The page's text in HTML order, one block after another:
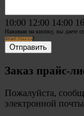
10:00 12:00 14:00
Нажимая на кнопку, вы даете
соглашение)
Заказ прайс-
Пожалуйста,
электронной